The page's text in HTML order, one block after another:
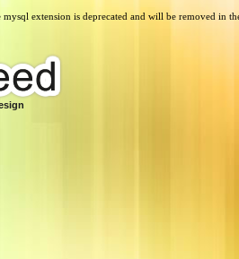
extension is deprecated and will be removed in